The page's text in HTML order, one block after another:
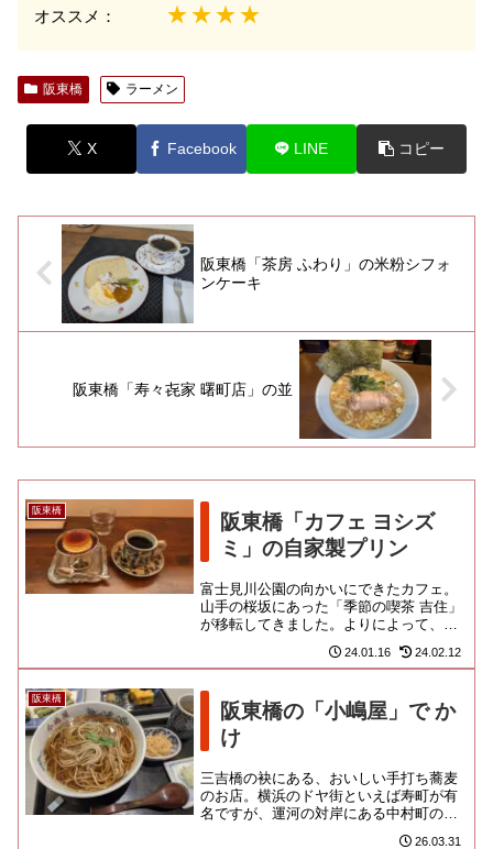
オススメ： ★★★★
阪東橋 ラーメン
X Facebook LINE コピー
阪東橋「茶房 ふわり」の米粉シフォ
ンケーキ
阪東橋「寿々㐂家 曙町店」の並
阪東橋
阪東橋「カフェ ヨシズ
ミ」の自家製プリン
富士見川公園の向かいにできたカフェ。
山手の桜坂にあった「季節の喫茶 吉住」
が移転してきました。よりによって、こ
んな場末にか… と、半ば驚きつつ開店
の報を受けたのですが、改め...
24.01.16 24.02.12
阪東橋
阪東橋の「小嶋屋」で か
け
三吉橋の袂にある、おいしい手打ち蕎麦
のお店。横浜のドヤ街といえば寿町が有
名ですが、運河の対岸にある中村町のエ
リアも古くから職工らの住まう下町で
26.03.31